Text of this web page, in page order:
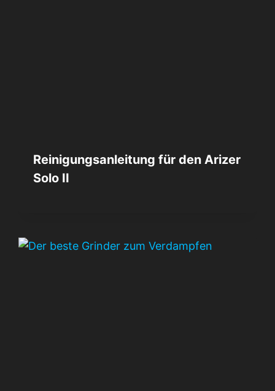
Reinigungsanleitung für den Arizer
Solo II